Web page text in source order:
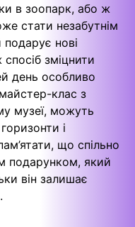
в зоопарк, або ж
стати незабутнім
нові
зміцнити
день особливо
клас з
музеї, можуть
і
що спільно
подарунком, який
він залишає